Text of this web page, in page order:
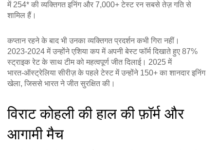
में 254* की व्यक्तिगत इनिंग और 7,000+ टेस्ट रन सबसे तेज़ गति से
शामिल हैं।
कप्तान रहने के बाद भी उनका व्यक्तिगत प्रदर्शन कभी गिरा नहीं।
2023‑2024 में उन्होंने एशिया कप में अपनी बेस्ट फॉर्म दिखाते हुए 87%
स्ट्राइक रेट के साथ टीम को महत्वपूर्ण जीत दिलाई। 2025 में
भारत‑ऑस्ट्रेलिया सीरीज़ के पहले टेस्ट में उन्होंने 150+ का शानदार इनिंग
खेला, जिससे भारत ने जीत सुरक्षित की।
विराट कोहली की हाल की फ़ॉर्म और
आगामी मैच